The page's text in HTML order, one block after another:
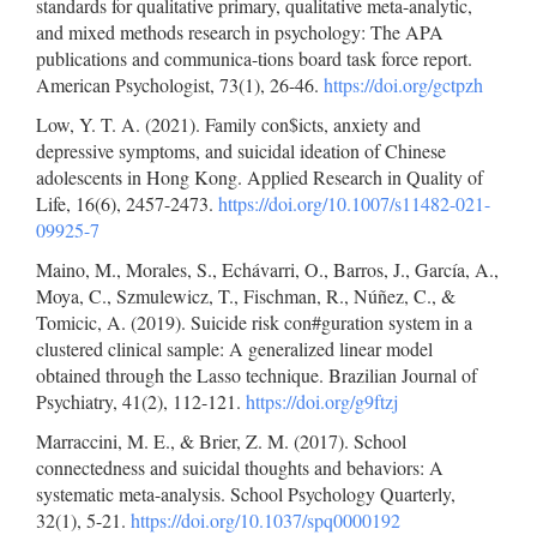
standards for qualitative primary, qualitative meta-analytic,
and mixed methods research in psychology: The APA
publications and communica-tions board task force report.
American Psychologist, 73(1), 26-46. https://doi.org/gctpzh
Low, Y. T. A. (2021). Family con$icts, anxiety and
depressive symptoms, and suicidal ideation of Chinese
adolescents in Hong Kong. Applied Research in Quality of
Life, 16(6), 2457-2473. https://doi.org/10.1007/s11482-021-
09925-7
Maino, M., Morales, S., Echávarri, O., Barros, J., García, A.,
Moya, C., Szmulewicz, T., Fischman, R., Núñez, C., &
Tomicic, A. (2019). Suicide risk con#guration system in a
clustered clinical sample: A generalized linear model
obtained through the Lasso technique. Brazilian Journal of
Psychiatry, 41(2), 112-121. https://doi.org/g9ftzj
Marraccini, M. E., & Brier, Z. M. (2017). School
connectedness and suicidal thoughts and behaviors: A
systematic meta-analysis. School Psychology Quarterly,
32(1), 5-21. https://doi.org/10.1037/spq0000192